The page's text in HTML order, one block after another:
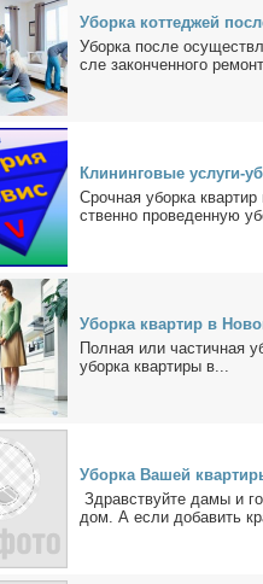
Убор­ка кот­те­джей
Убор­ка по­сле
сле за­кон­чен­но­го
Кли­нин­го­вые услу­ги-
Сроч­ная убор­ка
ствен­но про­ве­ден­ную
Убор­ка квар­тир в
Пол­ная или ча­стич­ная
убор­ка квар­ти­ры в...
Убор­ка Ва­шей
Здрав­ствуй­те да­мы и
дом. А ес­ли до­ба­вить